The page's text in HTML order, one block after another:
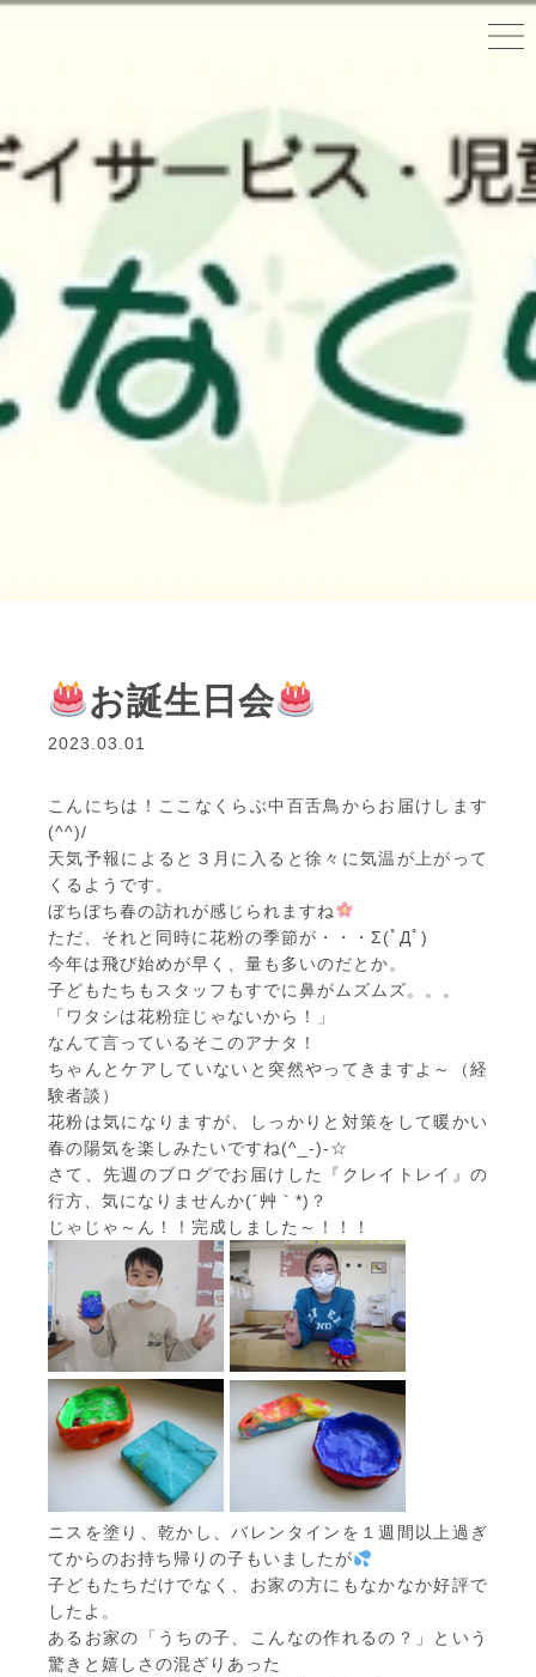
お誕生日会
2023.03.01
こんにちは！ここなくらぶ中百舌鳥からお届けします
(^^)/
天気予報によると３月に入ると徐々に気温が上がって
くるようです。
ぼちぼち春の訪れが感じられますね
ただ、それと同時に花粉の季節が・・・Σ(ﾟДﾟ)
今年は飛び始めが早く、量も多いのだとか。
子どもたちもスタッフもすでに鼻がムズムズ。。。
「ワタシは花粉症じゃないから！」
なんて言っているそこのアナタ！
ちゃんとケアしていないと突然やってきますよ～（経
験者談）
花粉は気になりますが、しっかりと対策をして暖かい
春の陽気を楽しみたいですね(^_-)-☆
さて、先週のブログでお届けした『クレイトレイ』の
行方、気になりませんか(´艸｀*)？
じゃじゃ～ん！！完成しました～！！！
ニスを塗り、乾かし、バレンタインを１週間以上過ぎ
てからのお持ち帰りの子もいましたが
子どもたちだけでなく、お家の方にもなかなか好評で
したよ。
あるお家の「うちの子、こんなの作れるの？」という
驚きと嬉しさの混ざりあった